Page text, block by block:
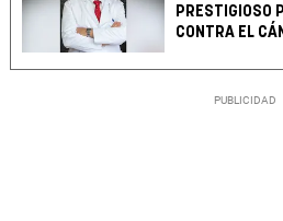
PRESTIGIOSO
CONTRA EL